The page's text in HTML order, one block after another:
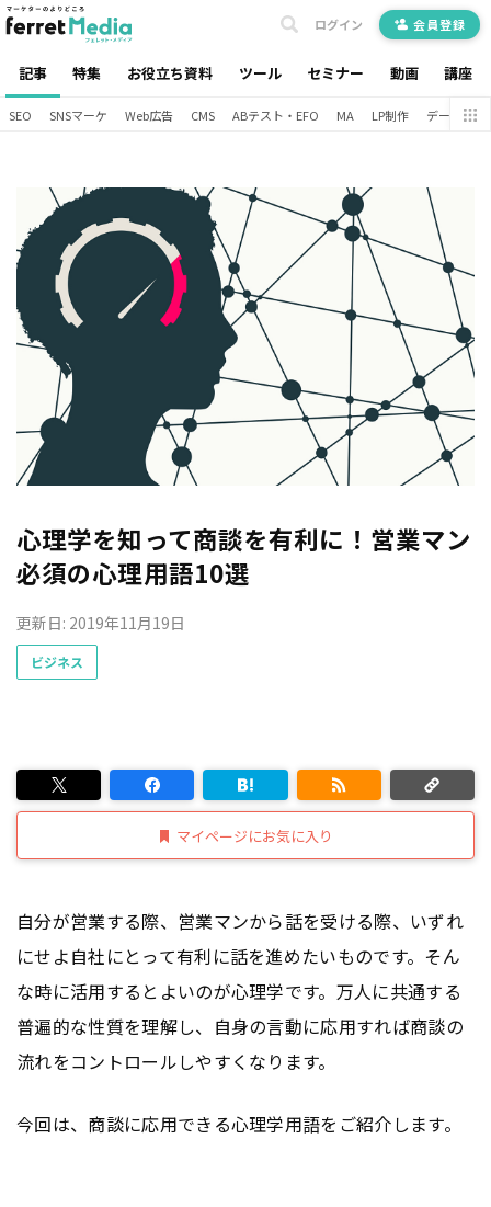
記事 特集 お役立ち資料 ツール セミナー 動画 講座
ログイン 会員登録
SEO SNSマーケ Web広告 CMS ABテスト・EFO MA LP制作 データ分析
心理学を知って商談を有利に！営業マン
必須の心理用語10選
更新日: 2019年11月19日
ビジネス
マイページにお気に入り
自分が営業する際、営業マンから話を受ける際、いずれ
にせよ自社にとって有利に話を進めたいものです。そん
な時に活用するとよいのが心理学です。万人に共通する
普遍的な性質を理解し、自身の言動に応用すれば商談の
流れをコントロールしやすくなります。
今回は、商談に応用できる心理学用語をご紹介します。